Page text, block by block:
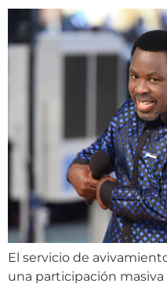
El servicio de
una participación